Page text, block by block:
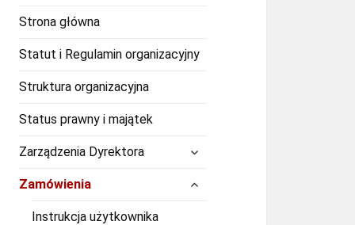
białym zółtym
Strona główna
Statut i Regulamin organizacyjny
Struktura organizacyjna
Status prawny i majątek
Zarządzenia Dyrektora
rozwiń
menu
Zamówienia
potomne
Instrukcja użytkownika